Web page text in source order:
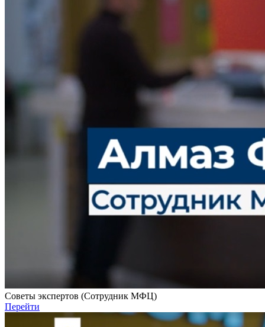
Советы экспертов (Сотрудник МФЦ)
Перейти